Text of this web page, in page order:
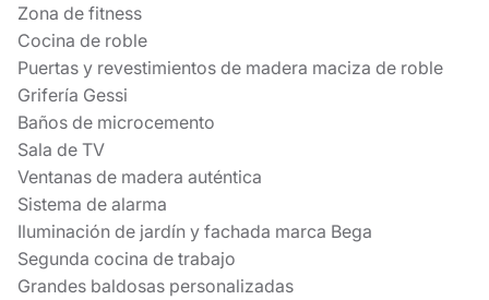
Zona de fitness
Cocina de roble
Puertas y revestimientos de madera maciza de roble
Grifería Gessi
Baños de microcemento
Sala de TV
Ventanas de madera auténtica
Sistema de alarma
Iluminación de jardín y fachada marca Bega
Segunda cocina de trabajo
Grandes baldosas personalizadas